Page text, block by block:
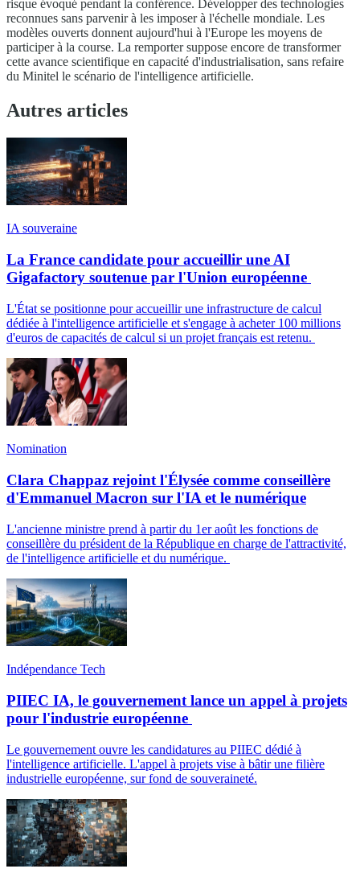
risque évoqué pendant la conférence. Développer des technologies
reconnues sans parvenir à les imposer à l'échelle mondiale. Les
modèles ouverts donnent aujourd'hui à l'Europe les moyens de
participer à la course. La remporter suppose encore de transformer
cette avance scientifique en capacité d'industrialisation, sans refaire
du Minitel le scénario de l'intelligence artificielle.
Autres articles
IA souveraine
La France candidate pour accueillir une AI
Gigafactory soutenue par l'Union européenne
L'État se positionne pour accueillir une infrastructure de calcul
dédiée à l'intelligence artificielle et s'engage à acheter 100 millions
d'euros de capacités de calcul si un projet français est retenu.
Nomination
Clara Chappaz rejoint l'Élysée comme conseillère
d'Emmanuel Macron sur l'IA et le numérique
L'ancienne ministre prend à partir du 1er août les fonctions de
conseillère du président de la République en charge de l'attractivité,
de l'intelligence artificielle et du numérique.
Indépendance Tech
PIIEC IA, le gouvernement lance un appel à projets
pour l'industrie européenne
Le gouvernement ouvre les candidatures au PIIEC dédié à
l'intelligence artificielle. L'appel à projets vise à bâtir une filière
industrielle européenne, sur fond de souveraineté.